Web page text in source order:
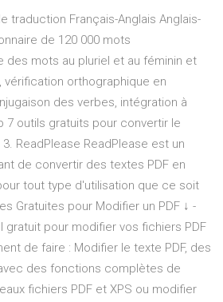
traduction Français-Anglais Anglais-
de 120 000 mots
des mots au pluriel et au féminin et
orthographique en
des verbes, intégration à
7 outils gratuits pour convertir le
ReadPlease ReadPlease est un
de convertir des textes PDF en
tout type d'utilisation que ce soit
Gratuites pour Modifier un PDF ↓ -
gratuit pour modifier vos fichiers PDF
de faire : Modifier le texte PDF, des
des fonctions complètes de
fichiers PDF et XPS ou modifier